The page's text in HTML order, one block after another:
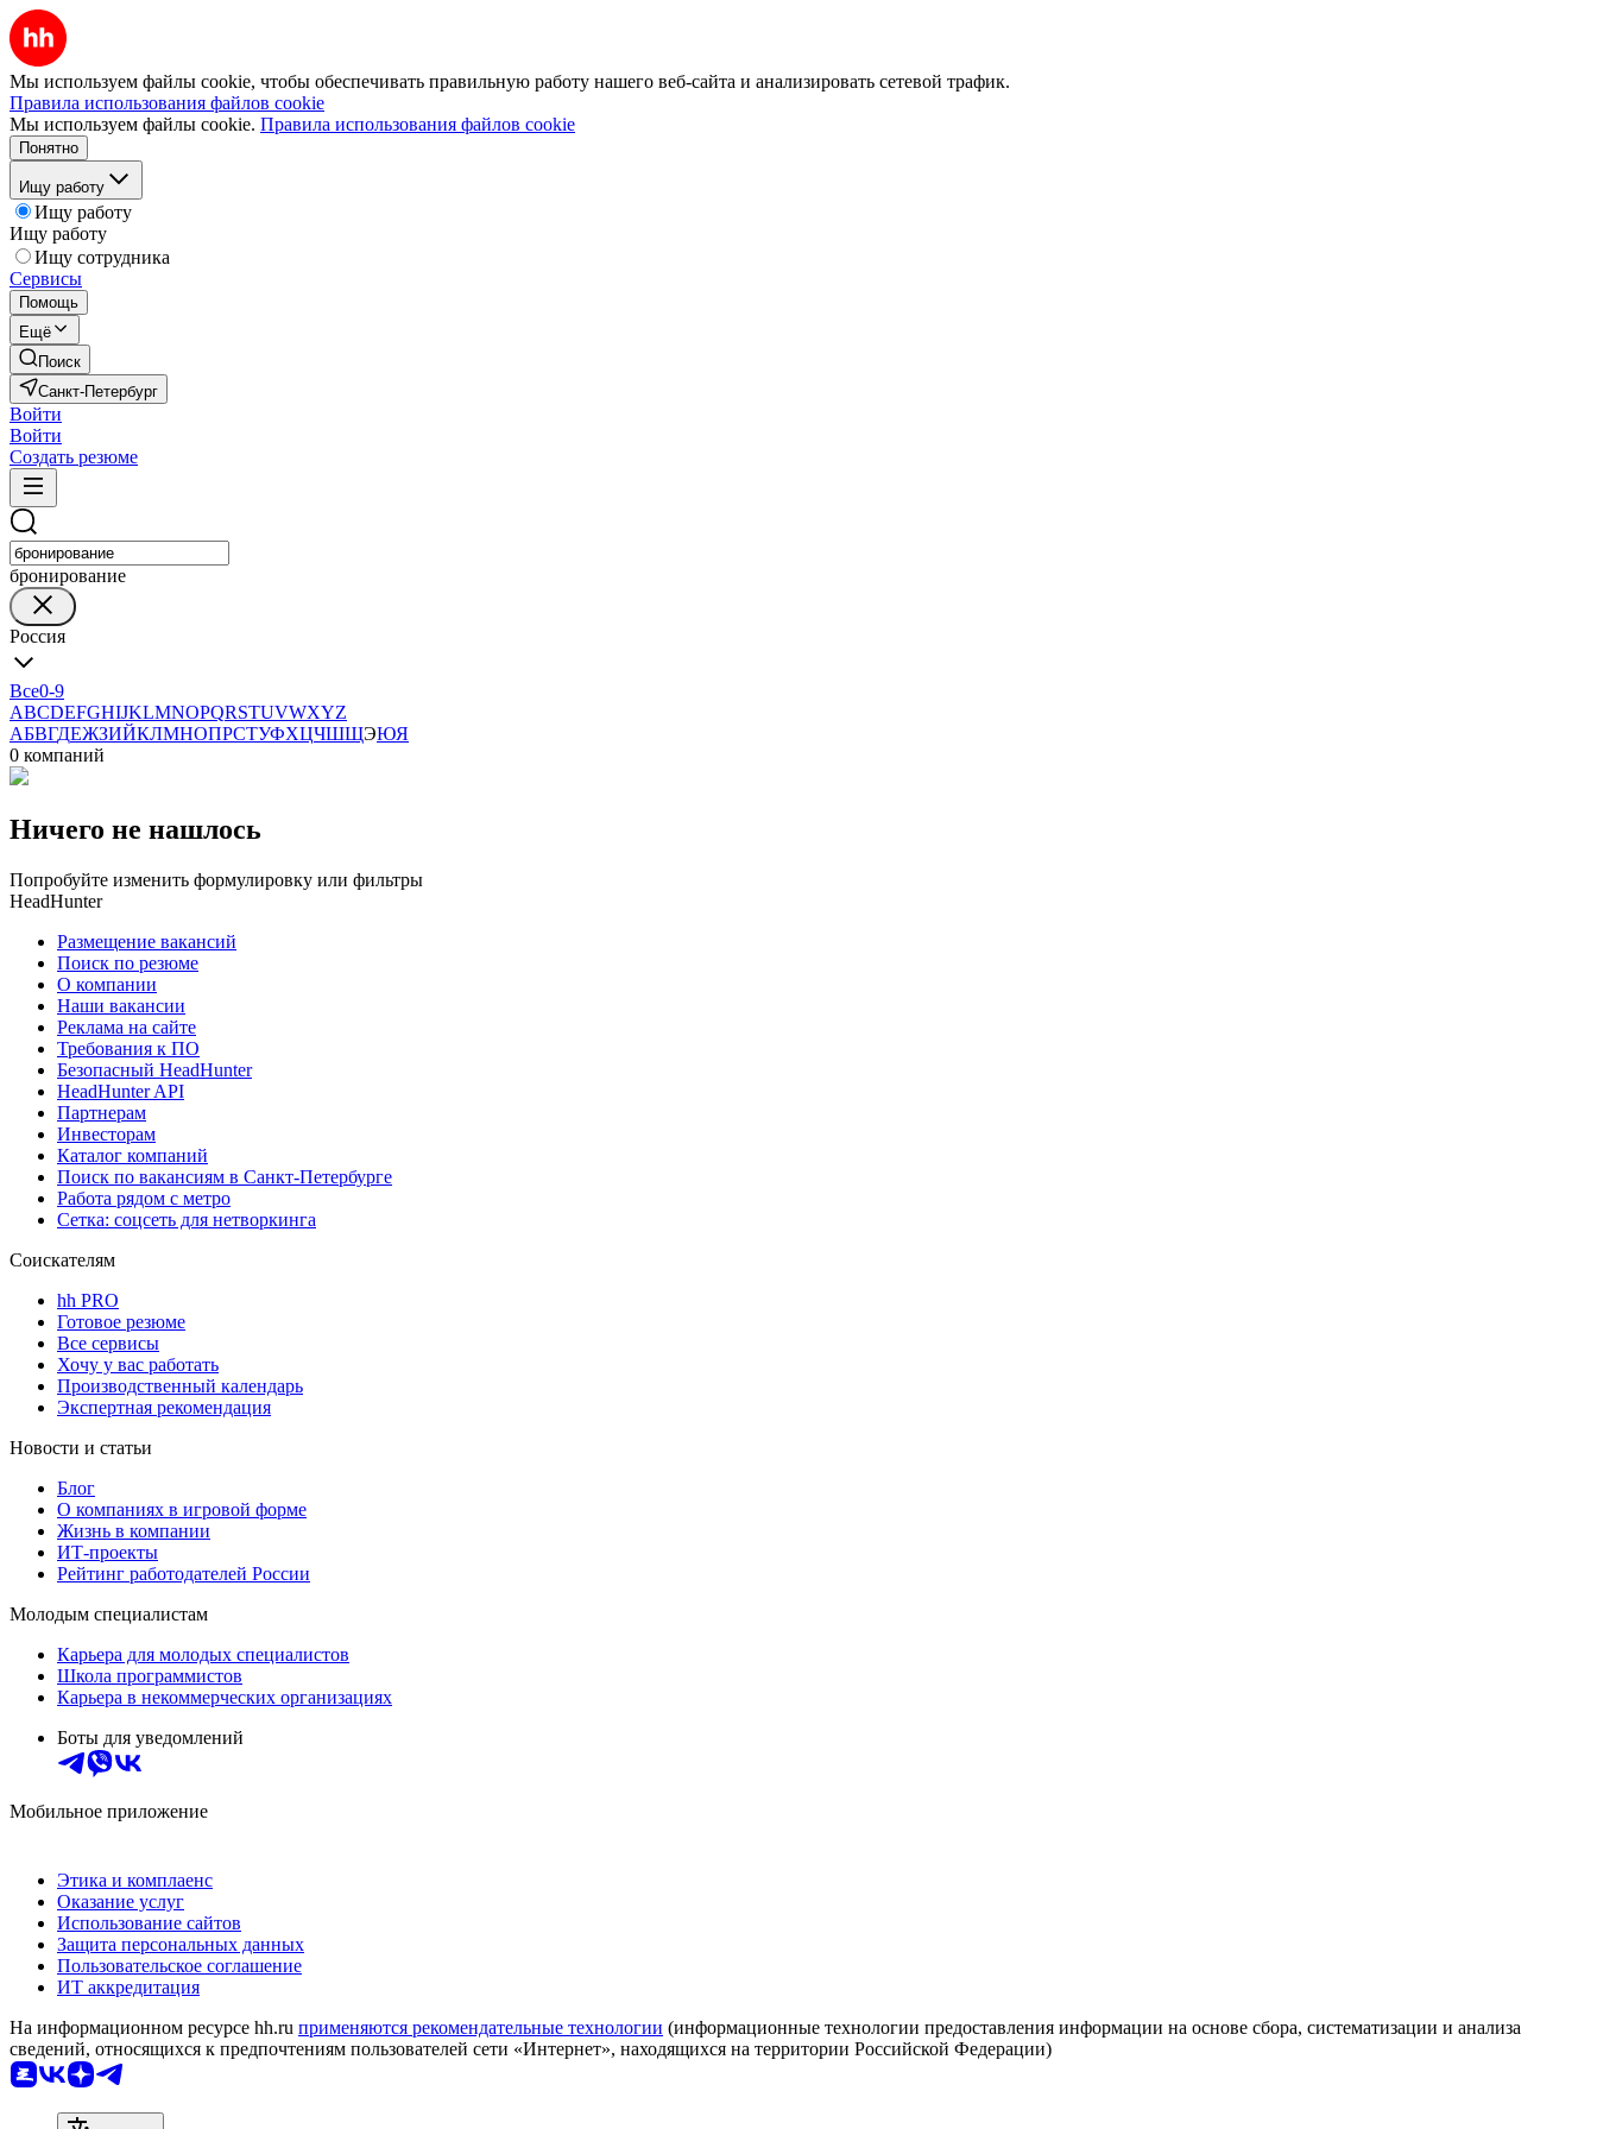
Мы используем файлы cookie, чтобы обеспечивать правильную работу нашего веб-сайта и анализировать сетевой трафик.
Правила использования файлов cookie
Мы используем файлы cookie. Правила использования файлов cookie
Понятно
Ищу работу
Ищу работу
Ищу работу
Ищу сотрудника
Сервисы
Помощь
Ещё
Поиск
Санкт-Петербург
Войти
Войти
Создать резюме
бронирование
Россия
Все0-9
ABCDEFGHIJKLMNOPQRSTUVWXYZ
АБВГДЕЖЗИЙКЛМНОПРСТУФХЦЧШЩЭЮЯ
0 компаний
Ничего не нашлось
Попробуйте изменить формулировку или фильтры
HeadHunter
Размещение вакансий
Поиск по резюме
О компании
Наши вакансии
Реклама на сайте
Требования к ПО
Безопасный HeadHunter
HeadHunter API
Партнерам
Инвесторам
Каталог компаний
Поиск по вакансиям в Санкт-Петербурге
Работа рядом с метро
Сетка: соцсеть для нетворкинга
Соискателям
hh PRO
Готовое резюме
Все сервисы
Хочу у вас работать
Производственный календарь
Экспертная рекомендация
Новости и статьи
Блог
О компаниях в игровой форме
Жизнь в компании
ИТ-проекты
Рейтинг работодателей России
Молодым специалистам
Карьера для молодых специалистов
Школа программистов
Карьера в некоммерческих организациях
Боты для уведомлений
Мобильное приложение
Этика и комплаенс
Оказание услуг
Использование сайтов
Защита персональных данных
Пользовательское соглашение
ИТ аккредитация
На информационном ресурсе hh.ru применяются рекомендательные технологии (информационные технологии предоставления информации на основе сбора, систематизации и анализа
сведений, относящихся к предпочтениям пользователей сети «Интернет», находящихся на территории Российской Федерации)